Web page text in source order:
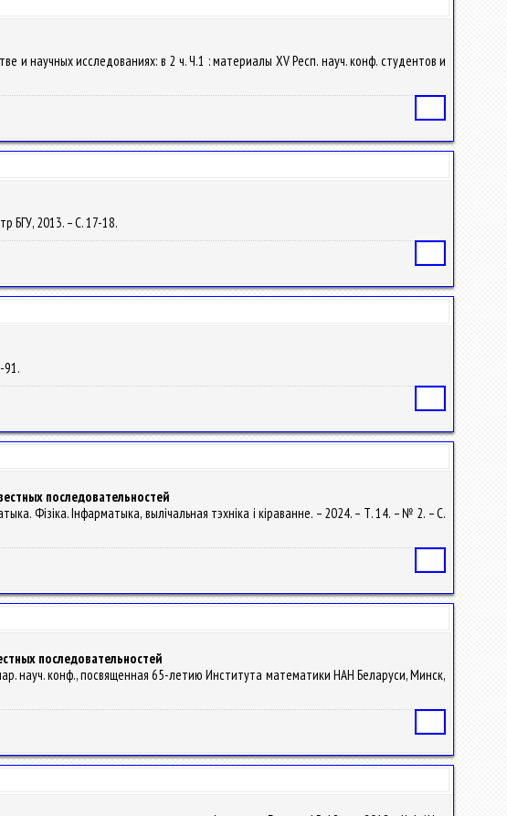
научных исследованиях: в 2 ч. Ч.1 : материалы XV Респ. науч. конф. студентов и
БГУ, 2013. – С. 17-18.
91.
последовательностей
Фізіка. Інфарматыка, вылічальная тэхніка і кіраванне. – 2024. – Т. 14. – № 2. – С.
последовательностей
науч. конф., посвященная 65-летию Института математики НАН Беларуси, Минск,